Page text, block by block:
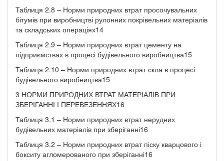
Таблиця 2.8 – Норми природних втрат просочувальних
бітумів при виробництві рулонних покрівельних матеріалів
та складських операціях14
Таблиця 2.9 – Норми природних втрат цементу на
підприємствах в процесі будівельного виробництва15
Таблиця 2.10 – Норми природних втрат скла в процесі
будівельного виробництва15
3 НОРМИ ПРИРОДНИХ ВТРАТ МАТЕРІАЛІВ ПРИ
ЗБЕРІГАННІ І ПЕРЕВЕЗЕННЯХ16
Таблиця 3.1 – Норми природних втрат нерудних
будівельних матеріалів при зберіганні16
Таблиця 3.2 – Норми природних втрат піску кварцового і
бокситу агломерованого при зберіганні16